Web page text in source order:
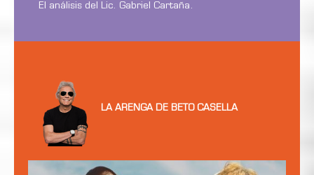
El análisis del Lic. Gabriel Cartaña.
LA ARENGA DE BETO CASELLA